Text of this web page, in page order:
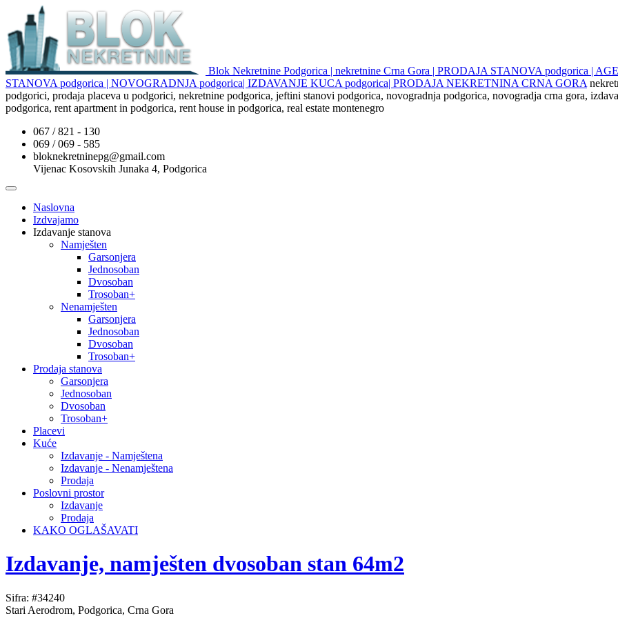
Blok Nekretnine Podgorica | nekretnine Crna Gora | PRODAJA STANOVA podgorica |
STANOVA podgorica | NOVOGRADNJA podgorica| IZDAVANJE KUCA podgorica| PRODAJA NEKRETNINA CRNA GORA
podgorici, prodaja placeva u podgorici, nekretnine podgorica, jeftini stanovi podgorica, novogradnja podgorica, novogradja crna gora,
podgorica, rent apartment in podgorica, rent house in podgorica, real estate montenegro
067 / 821 - 130
069 / 069 - 585
bloknekretninepg@gmail.com
Vijenac Kosovskih Junaka 4, Podgorica
Naslovna
Izdvajamo
Izdavanje stanova
Namješten
Garsonjera
Jednosoban
Dvosoban
Trosoban+
Nenamješten
Garsonjera
Jednosoban
Dvosoban
Trosoban+
Prodaja stanova
Garsonjera
Jednosoban
Dvosoban
Trosoban+
Placevi
Kuće
Izdavanje - Namještena
Izdavanje - Nenamještena
Prodaja
Poslovni prostor
Izdavanje
Prodaja
KAKO OGLAŠAVATI
Izdavanje, namješten dvosoban stan 64m2
Sifra: #34240
Stari Aerodrom, Podgorica, Crna Gora